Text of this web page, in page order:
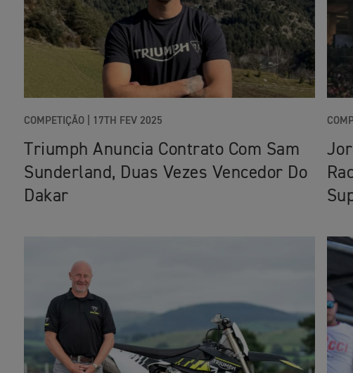
COMPETIÇÃO | 17TH FEV 2025
Triumph Anuncia Contrato Com Sam
Sunderland, Duas Vezes Vencedor Do
Dakar